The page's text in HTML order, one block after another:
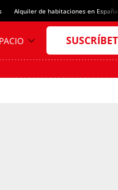
Alquiler de habitaciones en España